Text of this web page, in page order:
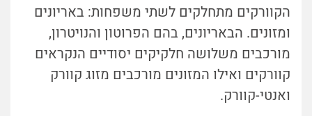
הקוורקים מתחלקים לשתי משפחות: באריונים
ומזונים. הבאריונים, בהם הפרוטון והנויטרון,
מורכבים משלושה חלקיקים יסודיים הנקראים
קוורקים ואילו המזונים מורכבים מזוג קוורק
ואנטי-קוורק.